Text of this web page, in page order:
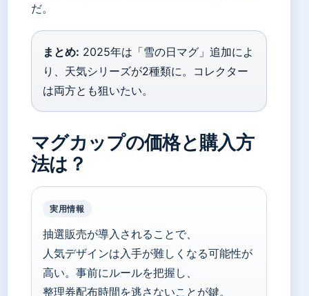
だ。
まとめ: 2025年は「雪の日マグ」追加によ
り、天気シリーズが2種類に。コレクター
は両方とも狙いたい。
マグカップの価格と購入方
法は？
実用情報
抽選販売が導入されることで、
人気デザインは入手が難しくなる可能性が
高い。事前にルールを把握し、
整理券配布時間を逃さないことが鍵。